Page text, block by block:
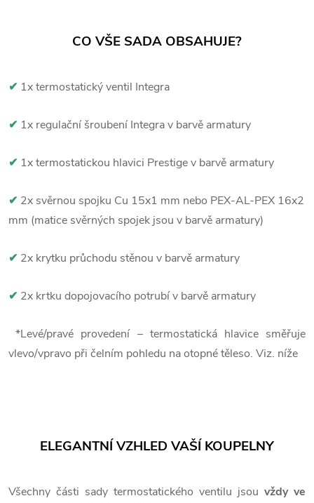
CO VŠE SADA OBSAHUJE?
✔ 1x termostatický ventil Integra
✔ 1x regulační šroubení Integra v barvě armatury
✔ 1x termostatickou hlavici Prestige v barvě armatury
✔ 2x svěrnou spojku Cu 15x1 mm nebo PEX-AL-PEX 16x2
mm (matice svěrných spojek jsou v barvě armatury)
✔ 2x krytku průchodu stěnou v barvě armatury
✔ 2x krtku dopojovacího potrubí v barvě armatury
*Levé/pravé provedení – termostatická hlavice směřuje
vlevo/vpravo při čelním pohledu na otopné těleso. Viz. níže
ELEGANTNÍ VZHLED VAŠÍ KOUPELNY
Všechny části sady termostatického ventilu jsou vždy ve